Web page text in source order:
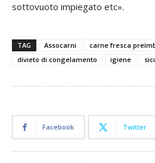
sottovuoto impiegato etc».
TAG Assocarni
carne fresca
divieto di congelamento
igiene
Facebook Twitter